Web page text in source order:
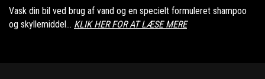
Vask din bil ved brug af vand og en specielt formuleret shampoo
og skyllemiddel... KLIK HER FOR AT LÆSE MERE